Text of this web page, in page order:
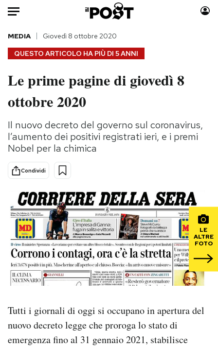
Auto
HOME
Italia
Politica
Tecnologia
Internet
Scienza
Cultura
Economia
Sport
Moda
Storie/Idee
Ok Boomer!
Mondiali calcio 2026
PODCAST
NEWSLETTER
QUESTO ARTICOLO HA PIÙ DI 5 ANNI
MEDIA Giovedì 8 ottobre 2020
Le prime pagine di giovedì 8
ottobre 2020
Il nuovo decreto del governo sul coronavirus,
l’aumento dei positivi registrati ieri, e i premi
Nobel per la chimica
Condividi
LE
ALTRE
FOTO
Tutti i giornali di oggi si occupano in apertura del
nuovo decreto legge che proroga lo stato di
emergenza fino al 31 gennaio 2021, stabilisce